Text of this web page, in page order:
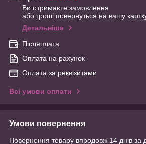
Ви отримаєте замовлення
або гроші повернуться на вашу
Детальніше
Післяплата
Оплата на рахунок
Оплата за реквізитами
Всі умови оплати
Умови повернення
Повернення товару впродовж 14 днів за